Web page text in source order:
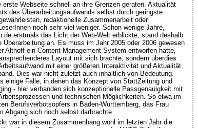
erste Webseite schnell an ihre Grenzen geraten. Aktualität
des Überarbeitungsaufwands selbst durch geringste
redaktionelle Zusammenarbeit oder
noch sehr viel weniger. Schon wenige Jahre,
erstmals das Licht der Web-Welt erblickte, stand deshalb
Überarbeitung an. Es muss im Jahr 2005 oder 2006 gewesen
Althoff ein Content-Management-System entworfen hatte,
Layout mit sich brachte, sondern überdies
mit einer größeren Interaktivität und Aktualität
Dies war nicht zuletzt auch inhaltlich von Bedeutung.
einige Fälle, in denen das Konzept von StattZeitung und
- hier verbanden sich konzeptionelle Passgenauigkeit mit
und technischen Möglichkeiten. So etwa im
Berufsverbotsopfers in Baden-Württemberg, das Frau
Abgang sich noch selbst darbrachte.
war in diesem Zusammenhang wohl im letzten Jahr die